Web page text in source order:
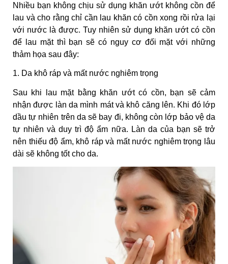
Nhiều bạn không chịu sử dụng khăn ướt không cồn để
lau và cho rằng chỉ cần lau khăn có cồn xong rồi rửa lại
với nước là được. Tuy nhiên sử dụng khăn ướt có cồn
để lau mặt thì bạn sẽ có nguy cơ đối mặt với những
thảm họa sau đây:
1. Da khô ráp và mất nước nghiêm trọng
Sau khi lau mặt bằng khăn ướt có cồn, bạn sẽ cảm
nhận được làn da mình mát và khô căng lên. Khi đó lớp
dầu tự nhiên trên da sẽ bay đi, không còn lớp bảo vệ da
tự nhiên và duy trì độ ẩm nữa. Làn da của bạn sẽ trở
nên thiếu độ ẩm, khô ráp và mất nước nghiêm trọng lâu
dài sẽ không tốt cho da.